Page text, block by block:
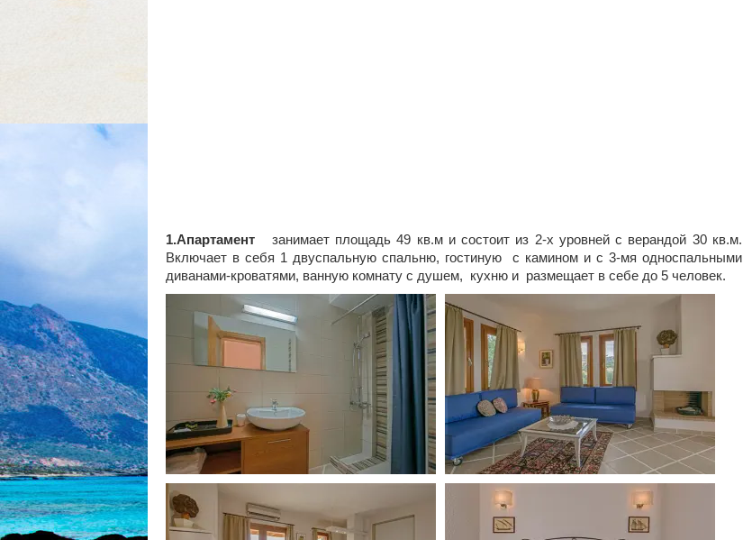
1.Апартамент занимает площадь 49 кв.м и состоит из 2-х уровней с верандой 30 кв.м.
Включает в себя 1 двуспальную спальню, гостиную с камином и с 3-мя односпальными
диванами-кроватями, ванную комнату с душем, кухню и размещает в себе до 5 человек.